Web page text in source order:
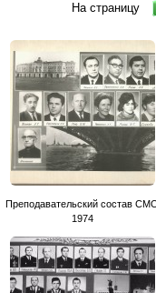
На страницу
Преподавательский состав
1974